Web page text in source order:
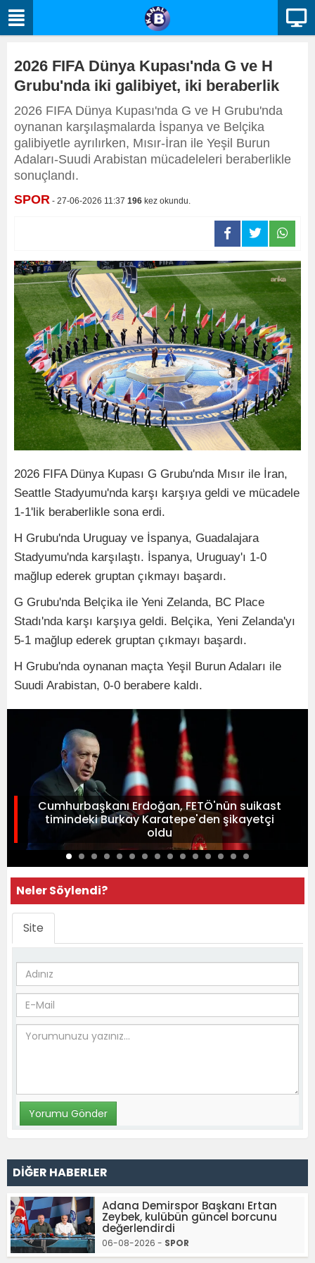
2026 FIFA Dünya Kupası'nda G ve H
Grubu'nda iki galibiyet, iki beraberlik
2026 FIFA Dünya Kupası'nda G ve H Grubu'nda
oynanan karşılaşmalarda İspanya ve Belçika
galibiyetle ayrılırken, Mısır-İran ile Yeşil Burun
Adaları-Suudi Arabistan mücadeleleri beraberlikle
sonuçlandı.
SPOR - 27-06-2026 11:37 196 kez okundu.
2026 FIFA Dünya Kupası G Grubu'nda Mısır ile İran,
Seattle Stadyumu'nda karşı karşıya geldi ve mücadele
1-1'lik beraberlikle sona erdi.
H Grubu'nda Uruguay ve İspanya, Guadalajara
Stadyumu'nda karşılaştı. İspanya, Uruguay'ı 1-0
mağlup ederek gruptan çıkmayı başardı.
G Grubu'nda Belçika ile Yeni Zelanda, BC Place
Stadı'nda karşı karşıya geldi. Belçika, Yeni Zelanda'yı
5-1 mağlup ederek gruptan çıkmayı başardı.
H Grubu'nda oynanan maçta Yeşil Burun Adaları ile
Suudi Arabistan, 0-0 berabere kaldı.
Cumhurbaşkanı Erdoğan, FETÖ'nün suikast
timindeki Burkay Karatepe'den şikayetçi
oldu
Neler Söylendi?
Site
DİĞER HABERLER
Adana Demirspor Başkanı Ertan
Zeybek, kulübün güncel borcunu
değerlendirdi
06-08-2026 - SPOR